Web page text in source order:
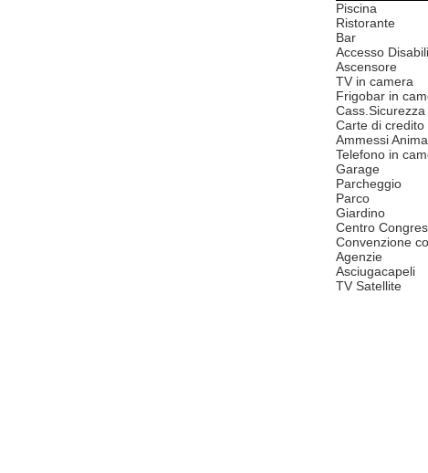
Piscina
Ristorante
Bar
Accesso Disabili
Ascensore
TV in camera
Frigobar in
Cass.Sicurezza
Carte di credito
Ammessi
Telefono in
Garage
Parcheggio
Parco
Giardino
Centro
Convenzione
Agenzie
Asciugacapeli
TV Satellite